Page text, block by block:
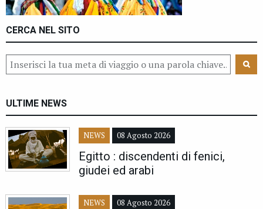
CERCA NEL SITO
ULTIME NEWS
NEWS 08 Agosto 2026
Egitto : discendenti di fenici,
giudei ed arabi
NEWS 08 Agosto 2026